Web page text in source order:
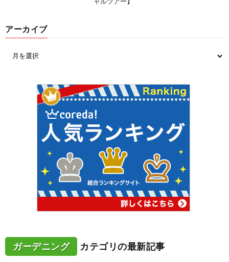
アーカイブ
ガーデニング カテゴリの最新記事